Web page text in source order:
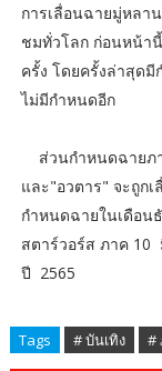
การเลื่อนฉายมู่หลา
ชมทั่วโลก ก่อนหน้า
ครั้ง โดยครั้งล่าสุด
ไม่มีกำหนดอีก
ส่วนกำหนดฉายภ
และ"อวตาร" จะถูก
กำหนดฉายในเดือน
สตาร์วอร์ส ภาค 10
ปี 2565
Tags # บันเทิง #